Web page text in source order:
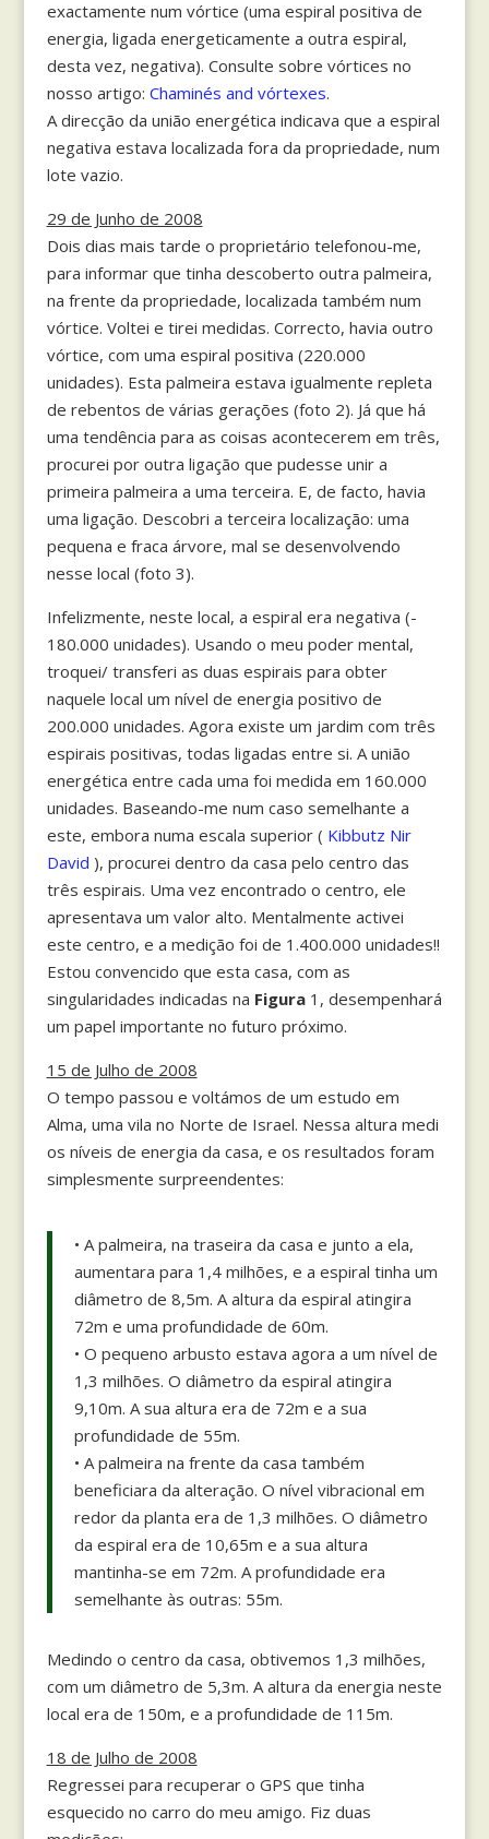
exactamente num vórtice (uma espiral positiva de
energia, ligada energeticamente a outra espiral,
desta vez, negativa). Consulte sobre vórtices no
nosso artigo: Chaminés and vórtexes.
A direcção da união energética indicava que a espiral
negativa estava localizada fora da propriedade, num
lote vazio.
29 de Junho de 2008
Dois dias mais tarde o proprietário telefonou-me,
para informar que tinha descoberto outra palmeira,
na frente da propriedade, localizada também num
vórtice. Voltei e tirei medidas. Correcto, havia outro
vórtice, com uma espiral positiva (220.000
unidades). Esta palmeira estava igualmente repleta
de rebentos de várias gerações (foto 2). Já que há
uma tendência para as coisas acontecerem em três,
procurei por outra ligação que pudesse unir a
primeira palmeira a uma terceira. E, de facto, havia
uma ligação. Descobri a terceira localização: uma
pequena e fraca árvore, mal se desenvolvendo
nesse local (foto 3).
Infelizmente, neste local, a espiral era negativa (-
180.000 unidades). Usando o meu poder mental,
troquei/ transferi as duas espirais para obter
naquele local um nível de energia positivo de
200.000 unidades. Agora existe um jardim com três
espirais positivas, todas ligadas entre si. A união
energética entre cada uma foi medida em 160.000
unidades. Baseando-me num caso semelhante a
este, embora numa escala superior ( Kibbutz Nir
David ), procurei dentro da casa pelo centro das
três espirais. Uma vez encontrado o centro, ele
apresentava um valor alto. Mentalmente activei
este centro, e a medição foi de 1.400.000 unidades!!
Estou convencido que esta casa, com as
singularidades indicadas na Figura 1, desempenhará
um papel importante no futuro próximo.
15 de Julho de 2008
O tempo passou e voltámos de um estudo em
Alma, uma vila no Norte de Israel. Nessa altura medi
os níveis de energia da casa, e os resultados foram
simplesmente surpreendentes:
• A palmeira, na traseira da casa e junto a ela,
aumentara para 1,4 milhões, e a espiral tinha um
diâmetro de 8,5m. A altura da espiral atingira
72m e uma profundidade de 60m.
• O pequeno arbusto estava agora a um nível de
1,3 milhões. O diâmetro da espiral atingira
9,10m. A sua altura era de 72m e a sua
profundidade de 55m.
• A palmeira na frente da casa também
beneficiara da alteração. O nível vibracional em
redor da planta era de 1,3 milhões. O diâmetro
da espiral era de 10,65m e a sua altura
mantinha-se em 72m. A profundidade era
semelhante às outras: 55m.
Medindo o centro da casa, obtivemos 1,3 milhões,
com um diâmetro de 5,3m. A altura da energia neste
local era de 150m, e a profundidade de 115m.
18 de Julho de 2008
Regressei para recuperar o GPS que tinha
esquecido no carro do meu amigo. Fiz duas